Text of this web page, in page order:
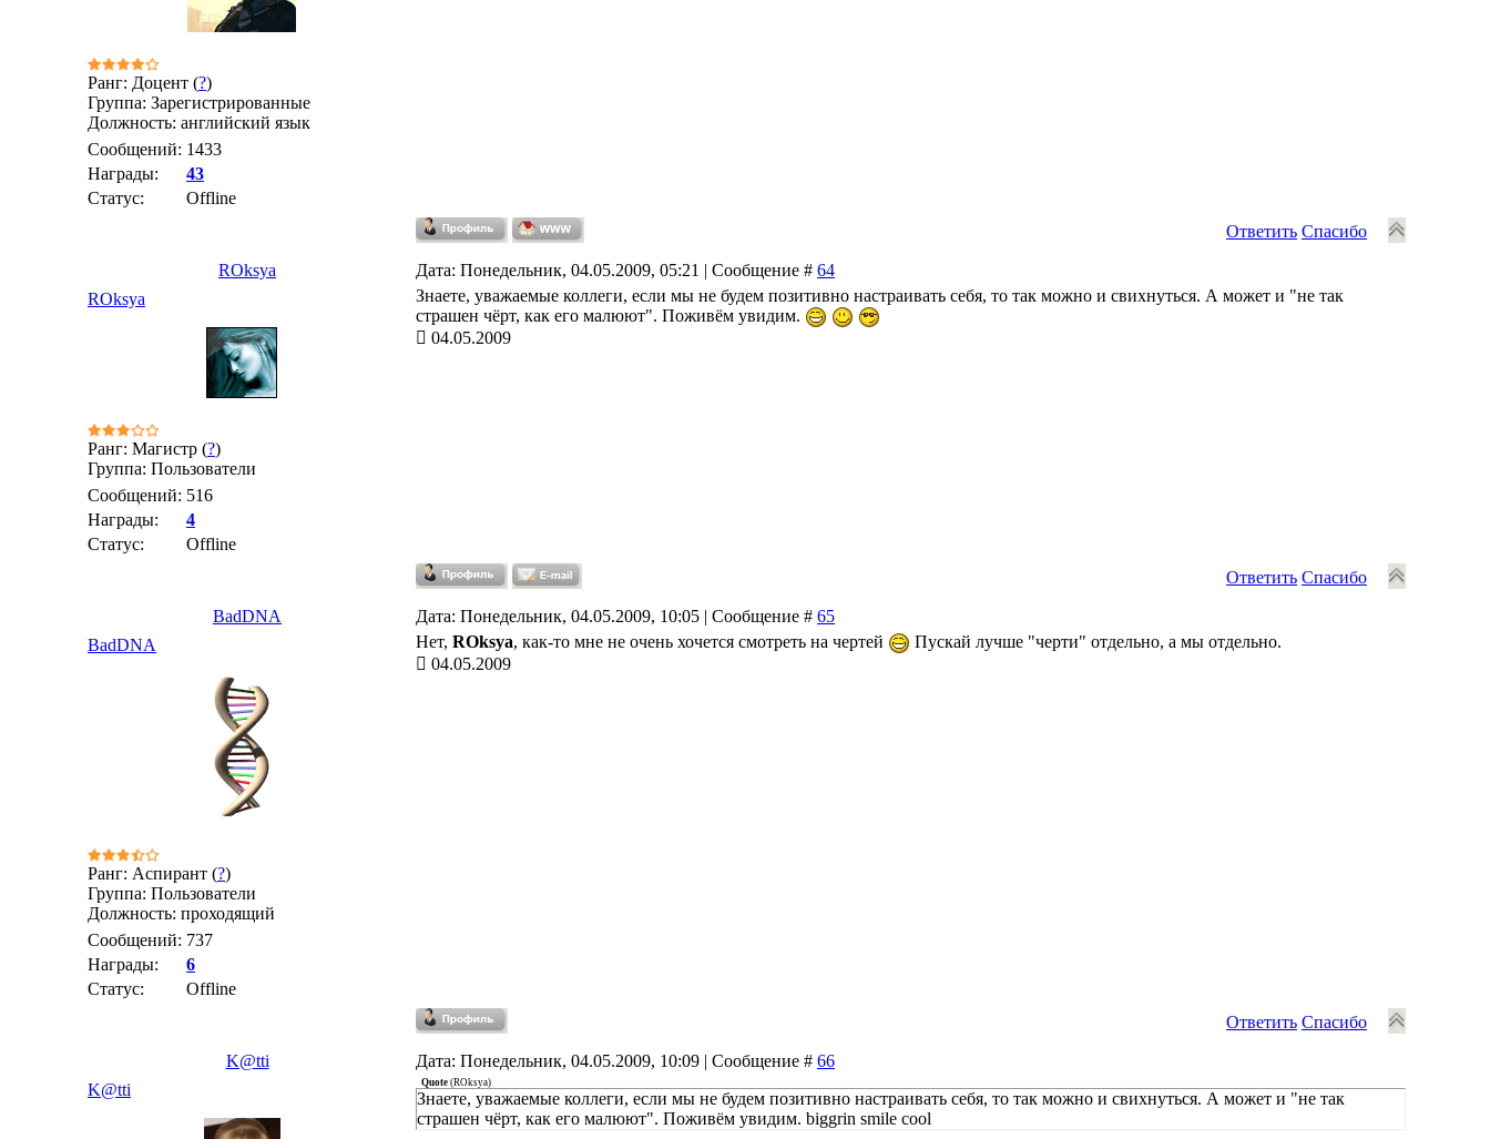
Ранг: Доцент (?)
Группа: Зарегистрированные
Должность: английский язык
Сообщений: 1433
Награды:
43
Статус:
Offline
Ответить Спасибо
ROksya Дата: Понедельник, 04.05.2009, 05:21 | Сообщение # 64
ROksya
Ранг: Магистр (?)
Группа: Пользователи
Сообщений: 516
Награды:
4
Статус:
Offline
Знаете, уважаемые коллеги, если мы не будем позитивно настраивать себя, то так можно и свихнуться. А может и "не так
страшен чёрт, как его малюют". Поживём увидим.
04.05.2009
Ответить Спасибо
BadDNA Дата: Понедельник, 04.05.2009, 10:05 | Сообщение # 65
BadDNA
Ранг: Аспирант (?)
Группа: Пользователи
Должность: проходящий
Сообщений: 737
Награды:
6
Статус:
Offline
Нет, ROksya, как-то мне не очень хочется смотреть на чертей
Пускай лучше "черти" отдельно, а мы отдельно.
04.05.2009
Ответить Спасибо
K@tti Дата: Понедельник, 04.05.2009, 10:09 | Сообщение # 66
K@tti
Quote (ROksya)
Знаете, уважаемые коллеги, если мы не будем позитивно настраивать себя, то так можно и свихнуться. А может и "не так
страшен чёрт, как его малюют". Поживём увидим. biggrin smile cool